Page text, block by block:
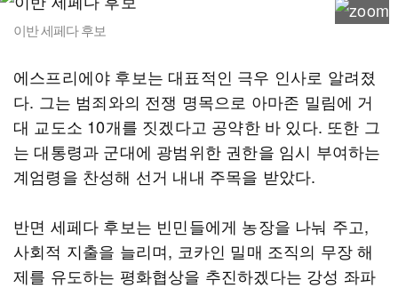
이반 세페다 후보
에스프리에야 후보는 대표적인 극우 인사로 알려졌
다. 그는 범죄와의 전쟁 명목으로 아마존 밀림에 거
대 교도소 10개를 짓겠다고 공약한 바 있다. 또한 그
는 대통령과 군대에 광범위한 권한을 임시 부여하는
계엄령을 찬성해 선거 내내 주목을 받았다.
반면 세페다 후보는 빈민들에게 농장을 나눠 주고,
사회적 지출을 늘리며, 코카인 밀매 조직의 무장 해
제를 유도하는 평화협상을 추진하겠다는 강성 좌파